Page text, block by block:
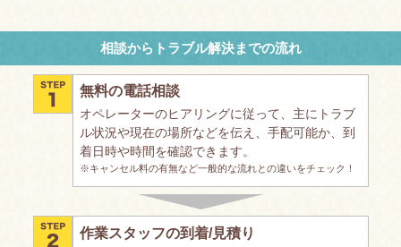
相談からトラブル解決までの流れ
無料の電話相談
オペレーターのヒアリングに従って、主にトラブ
ル状況や現在の場所などを伝え、手配可能か、到
着日時や時間を確認できます。
※キャンセル料の有無など一般的な流れとの違いをチェック！
作業スタッフの到着/見積り